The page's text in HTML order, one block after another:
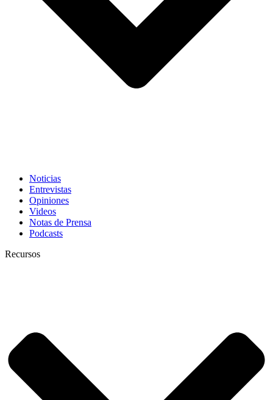
Noticias
Entrevistas
Opiniones
Videos
Notas de Prensa
Podcasts
Recursos